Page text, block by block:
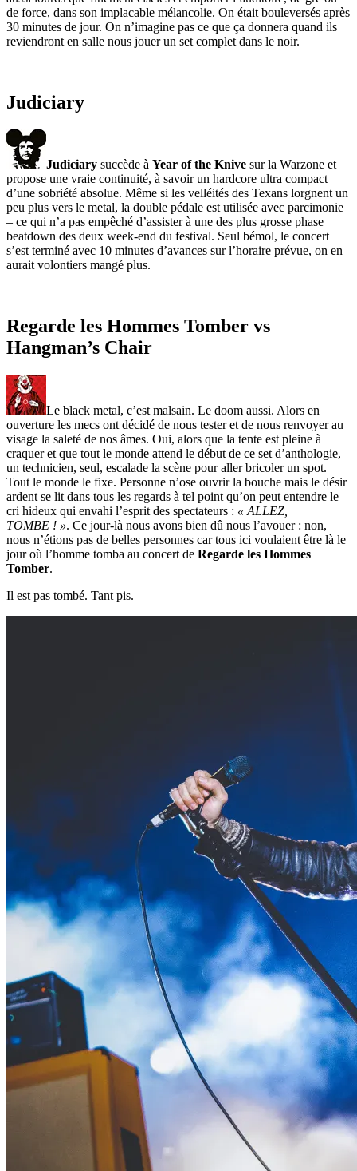
de force, dans son implacable mélancolie. On était bouleversés après
30 minutes de jour. On n’imagine pas ce que ça donnera quand ils
reviendront en salle nous jouer un set complet dans le noir.
Judiciary
Judiciary succède à Year of the Knive sur la Warzone et
propose une vraie continuité, à savoir un hardcore ultra compact
d’une sobriété absolue. Même si les velléités des Texans lorgnent un
peu plus vers le metal, la double pédale est utilisée avec parcimonie
– ce qui n’a pas empêché d’assister à une des plus grosse phase
beatdown des deux week-end du festival. Seul bémol, le concert
s’est terminé avec 10 minutes d’avances sur l’horaire prévue, on en
aurait volontiers mangé plus.
Regarde les Hommes Tomber vs
Hangman’s Chair
Le black metal, c’est malsain. Le doom aussi. Alors en
ouverture les mecs ont décidé de nous tester et de nous renvoyer au
visage la saleté de nos âmes. Oui, alors que la tente est pleine à
craquer et que tout le monde attend le début de ce set d’anthologie,
un technicien, seul, escalade la scène pour aller bricoler un spot.
Tout le monde le fixe. Personne n’ose ouvrir la bouche mais le désir
ardent se lit dans tous les regards à tel point qu’on peut entendre le
cri hideux qui envahi l’esprit des spectateurs : « ALLEZ,
TOMBE ! ». Ce jour-là nous avons bien dû nous l’avouer : non,
nous n’étions pas de belles personnes car tous ici voulaient être là le
jour où l’homme tomba au concert de Regarde les Hommes
Tomber.
Il est pas tombé. Tant pis.